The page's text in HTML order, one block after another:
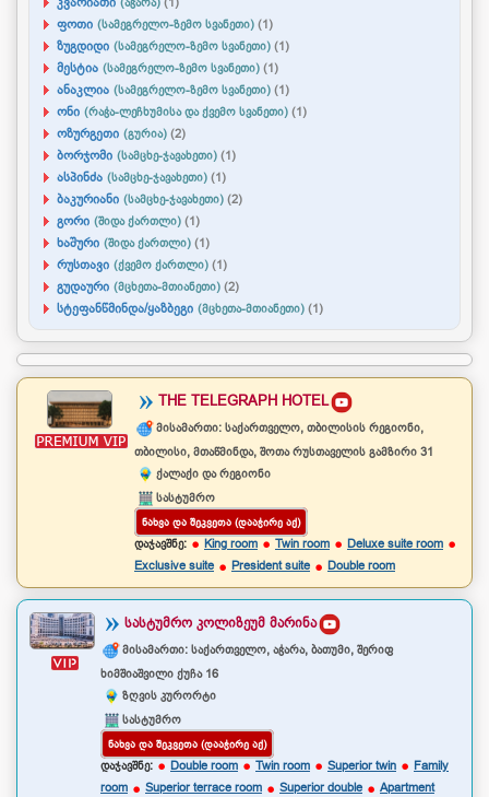
ფოთი (სამეგრელო-ზემო სვანეთი) (1)
ზუგდიდი (სამეგრელო-ზემო სვანეთი) (1)
მესტია (სამეგრელო-ზემო სვანეთი) (1)
ანაკლია (სამეგრელო-ზემო სვანეთი) (1)
ონი (რაჭა-ლეჩხუმისა და ქვემო სვანეთი) (1)
ოზურგეთი (გურია) (2)
ბორჯომი (სამცხე-ჯავახეთი) (1)
ასპინძა (სამცხე-ჯავახეთი) (1)
ბაკურიანი (სამცხე-ჯავახეთი) (2)
გორი (შიდა ქართლი) (1)
ხაშური (შიდა ქართლი) (1)
რუსთავი (ქვემო ქართლი) (1)
გუდაური (მცხეთა-მთიანეთი) (2)
სტეფანწმინდა/ყაზბეგი (მცხეთა-მთიანეთი) (1)
THE TELEGRAPH HOTEL
მისამართი: საქართველო, თბილისის რეგიონი,
თბილისი, მთაწმინდა, შოთა რუსთაველის გამზირი 31
ქალაქი და რეგიონი
სასტუმრო
ᲜᲐᲮᲕᲐ ᲓᲐ ᲨᲔᲙᲕᲔᲗᲐ (ᲓᲐᲐᲭᲘᲠᲔ ᲐᲥ)
დაჯავშნე: King room Twin room
Deluxe suite room
Exclusive suite
President suite Double room
ᲡᲐᲡᲢᲣᲛᲠᲝ ᲙᲝᲚᲘᲖᲔᲣᲛ ᲛᲐᲠᲘᲜᲐ
მისამართი: საქართველო, აჭარა, ბათუმი, შერიფ
ხიმშიაშვილი ქუჩა 16
ზღვის კურორტი
სასტუმრო
ᲜᲐᲮᲕᲐ ᲓᲐ ᲨᲔᲙᲕᲔᲗᲐ (ᲓᲐᲐᲭᲘᲠᲔ ᲐᲥ)
დაჯავშნე: Double room Twin room Superior twin
Family
room
Superior terrace room Superior double
Apartment